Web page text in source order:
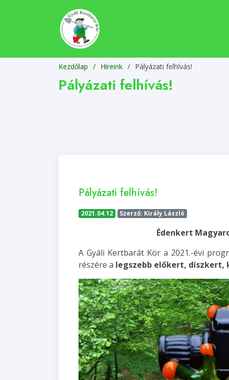
Kezdőlap Híreink / Pályázati felhívás!
Pályázati felhívás!
Pályázati felhívás!
2021.04.12 Szerző: Király László
Édenkert
A Gyáli Kertbarát Kör a 2021.-évi
részére a legszebb előkert, díszkert,